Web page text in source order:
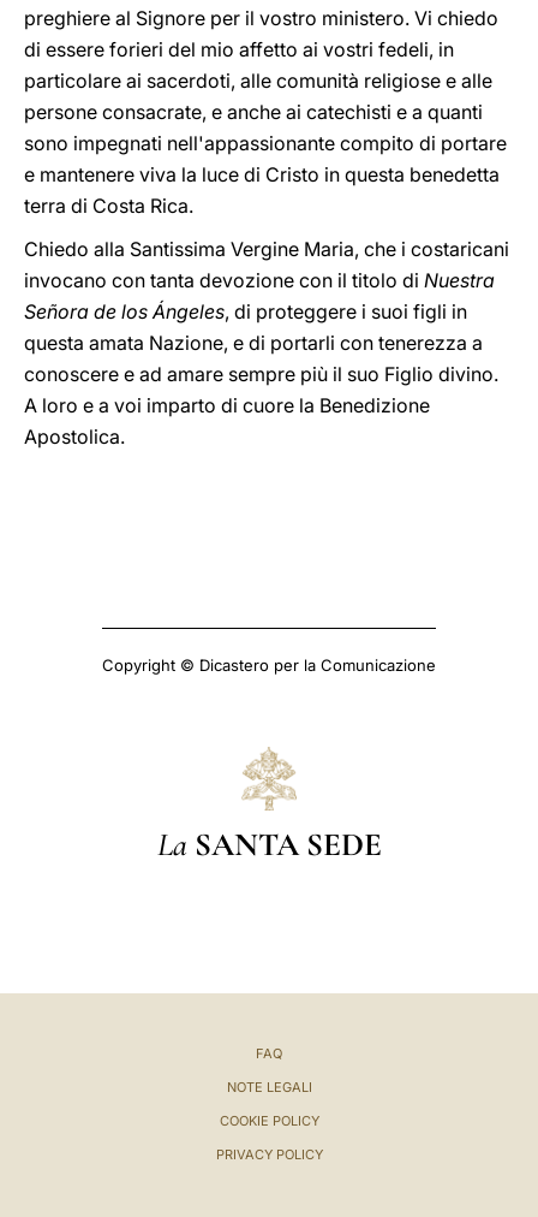
preghiere al Signore per il vostro ministero. Vi chiedo
di essere forieri del mio affetto ai vostri fedeli, in
particolare ai sacerdoti, alle comunità religiose e alle
persone consacrate, e anche ai catechisti e a quanti
sono impegnati nell'appassionante compito di portare
e mantenere viva la luce di Cristo in questa benedetta
terra di Costa Rica.
Chiedo alla Santissima Vergine Maria, che i costaricani
invocano con tanta devozione con il titolo di Nuestra
Señora de los Ángeles, di proteggere i suoi figli in
questa amata Nazione, e di portarli con tenerezza a
conoscere e ad amare sempre più il suo Figlio divino.
A loro e a voi imparto di cuore la Benedizione
Apostolica.
Copyright © Dicastero per la Comunicazione
La SANTA SEDE
FAQ
NOTE LEGALI
COOKIE POLICY
PRIVACY POLICY